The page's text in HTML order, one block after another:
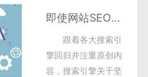
即使网站SEO优化技术很重要，请不要忽略服务器的重要性
跟着各大搜索引
擎回归并注重原创内
容，搜索引擎关于坚